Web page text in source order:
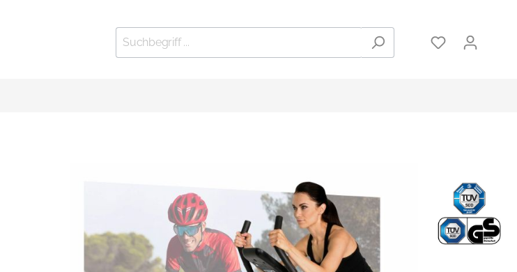
Zubehör
Hanteln und Gewichte
Pulsmessung
Bodenschutzmatten